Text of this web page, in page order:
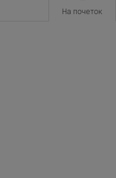
На почеток